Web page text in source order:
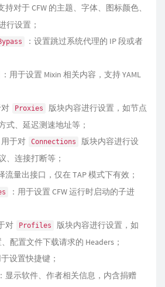
持对于 CFW 的主题、字体、图标颜色、
行设置；
：设置跳过系统代理的 IP 段或者
：用于设置 Mixin 相关内容，支持 YAML
对 Proxies
版块内容进行设置，如节点
式、延迟测速地址等；
用于对 Connections
版块内容进行设
、连接打断等；
流量出接口，仅在 TAP 模式下有效；
：用于设置 CFW 运行时启动的子进
对 Profiles
版块内容进行设置，如
配置文件下载请求的 Headers；
于设置快捷键；
：显示软件、作者相关信息，内含捐赠